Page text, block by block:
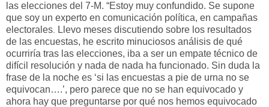
las elecciones del 7-M. “Estoy muy confundido. Se supone
que soy un experto en comunicación política, en campañas
electorales
Llevo meses discutiendo sobre los resultados
de las encuestas, he escrito minuciosos análisis de qué
ocurriría tras las elecciones, iba a ser un empate técnico de
difícil resolución y nada de nada ha funcionado. Sin duda la
frase de la noche es ‘si las encuestas a pie de urna no se
equivocan….’, pero parece que no se han equivocado y
ahora hay que preguntarse por qué nos hemos equivocado